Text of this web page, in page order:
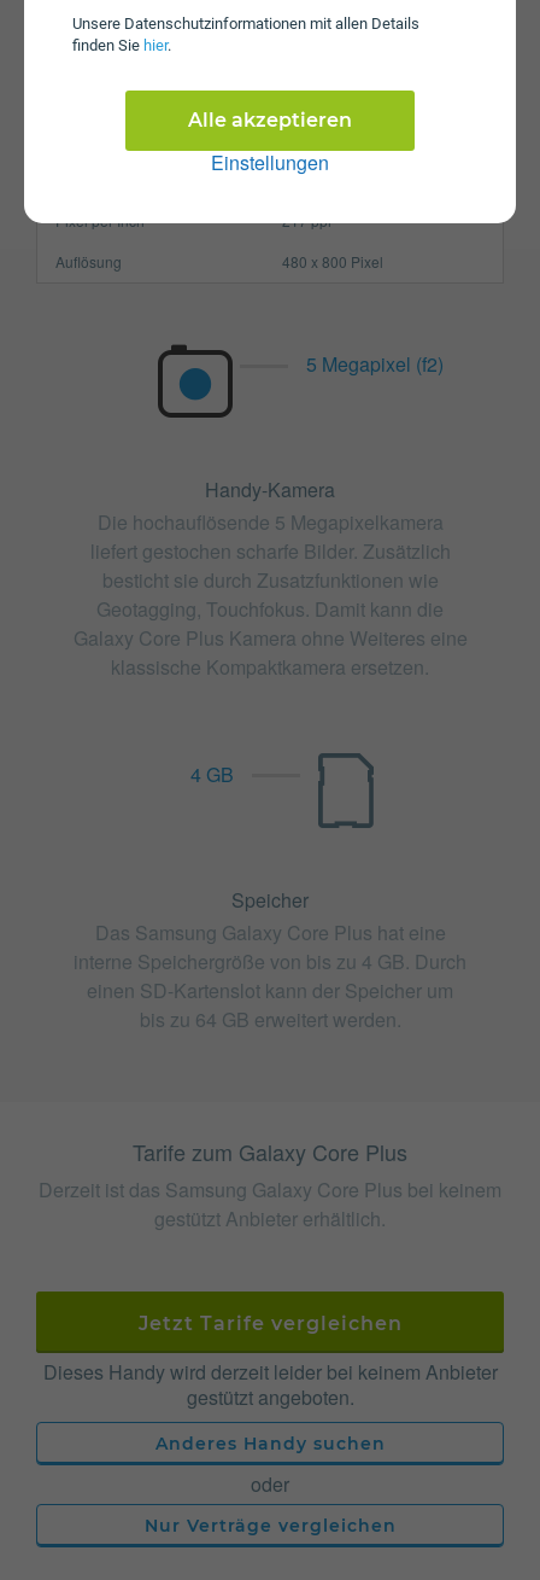
Unsere Daten­schutz­informationen mit allen Details
finden Sie hier.
Einstellungen
Alle akzeptieren
SIM-Karte
Größe (H x B x T)
129 x 65 x 9 mm
132g
Pixel per Inch
217 ppi
Auflösung
480 x 800 Pixel
5 Megapixel (f2)
Handy-Kamera
Die hochauflösende 5 Megapixelkamera
liefert gestochen scharfe Bilder. Zusätzlich
besticht sie durch Zusatzfunktionen wie
Geotagging, Touchfokus. Damit kann die
Galaxy Core Plus Kamera ohne Weiteres eine
klassische Kompaktkamera ersetzen.
4 GB
Speicher
Das Samsung Galaxy Core Plus hat eine
interne Speichergröße von bis zu 4 GB. Durch
einen SD-Kartenslot kann der Speicher um
bis zu 64 GB erweitert werden.
Tarife zum Galaxy Core Plus
Derzeit ist das Samsung Galaxy Core Plus bei keinem
gestützt Anbieter erhältlich.
Jetzt Tarife vergleichen
Dieses Handy wird derzeit leider bei keinem Anbieter
gestützt angeboten.
Anderes Handy suchen
oder
Nur Verträge vergleichen